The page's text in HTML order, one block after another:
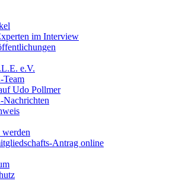
im Interview
e.V.
Udo Pollmer
Antrag online